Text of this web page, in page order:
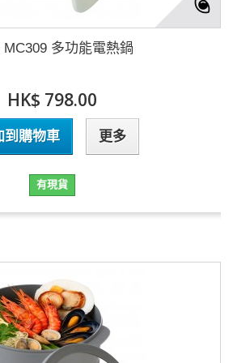
MC309 多功能電熱鍋
HK$ 798.00
到購物車 更多
有現貨